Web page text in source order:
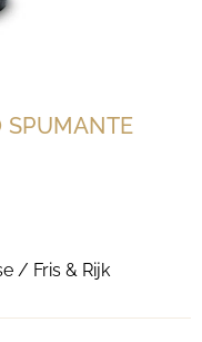
SPUMANTE
/ Fris & Rijk